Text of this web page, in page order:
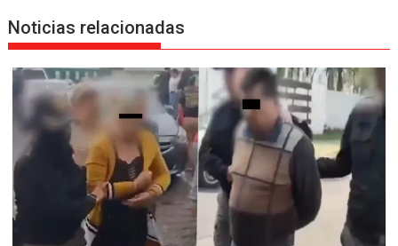
Noticias relacionadas